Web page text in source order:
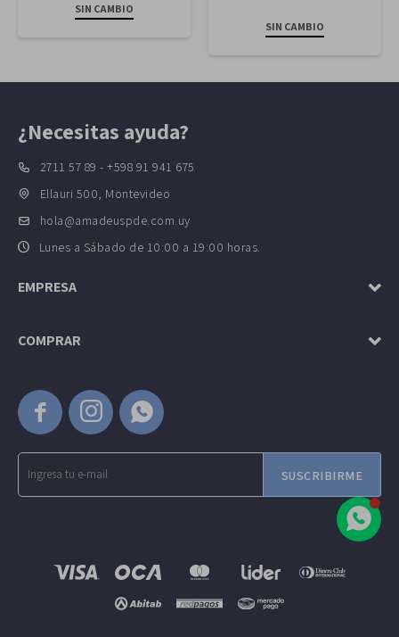
SIN CAMBIO
SIN CAMBIO
  
SUSCRIBIRME
¿Necesitas ayuda?
2711 57 89 - +598 91 941 675
Ellauri 500, Montevideo
hola@amadeuspde.com.uy
Lunes a Sábado de 10:00 a 19:00 horas.
EMPRESA
COMPRAR